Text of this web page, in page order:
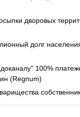
дворовых
долг
100%
(Regnum)